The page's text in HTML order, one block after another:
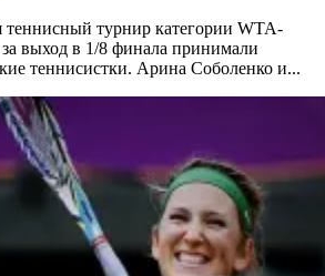
турнир категории WTA-
за выход в 1/8 финала принимали
теннисистки. Арина Соболенко и...